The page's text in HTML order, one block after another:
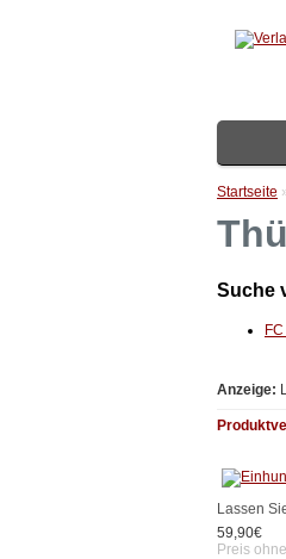
Startseite
Suche
Anzeige:
Lassen
59,90€
Preis